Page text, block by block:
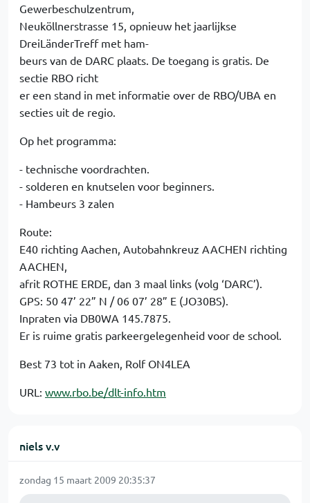
Gewerbeschulzentrum,
Neuköllnerstrasse 15, opnieuw het jaarlijkse
DreiLänderTreff met ham-
beurs van de DARC plaats. De toegang is gratis. De
sectie RBO richt
er een stand in met informatie over de RBO/UBA en
secties uit de regio.
Op het programma:
- technische voordrachten.
- solderen en knutselen voor beginners.
- Hambeurs 3 zalen
Route:
E40 richting Aachen, Autobahnkreuz AACHEN richting
AACHEN,
afrit ROTHE ERDE, dan 3 maal links (volg ‘DARC’).
GPS: 50 47’ 22” N / 06 07’ 28” E (JO30BS).
Inpraten via DB0WA 145.7875.
Er is ruime gratis parkeergelegenheid voor de school.
Best 73 tot in Aaken, Rolf ON4LEA
URL: www.rbo.be/dlt-info.htm
niels v.v
zondag 15 maart 2009 20:35:37